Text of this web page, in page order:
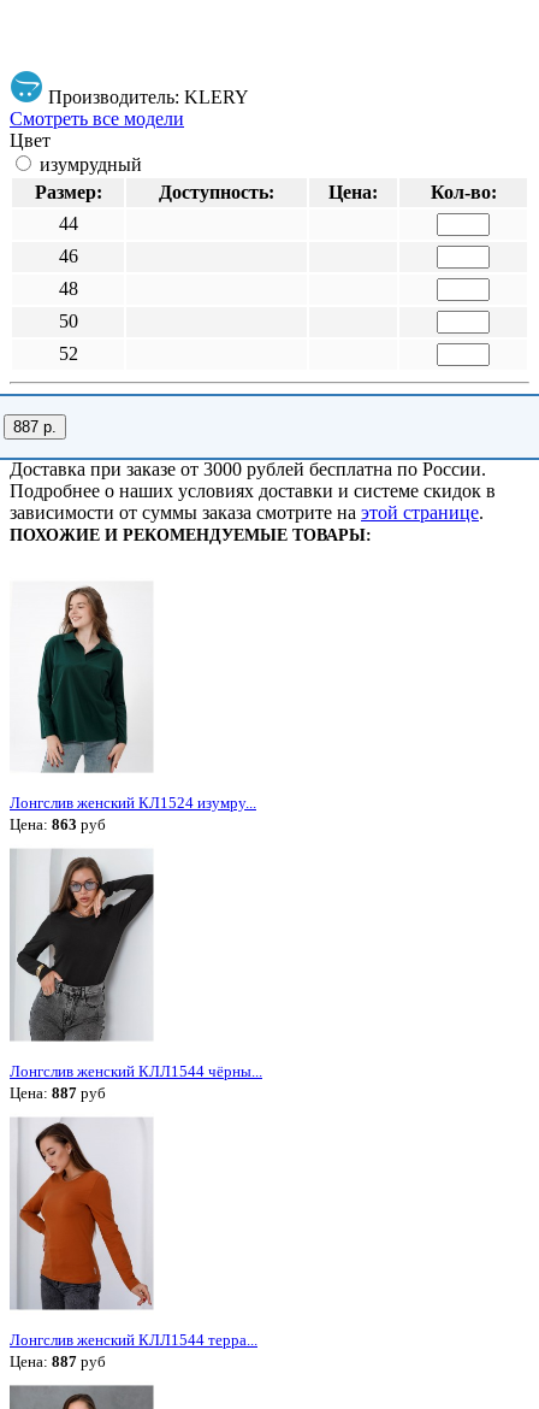
Производитель: KLERY
Смотреть все модели
Цвет
изумрудный
Размер:
Доступность: Цена:
Кол-во:
44
46
48
50
52
887 р.
Доставка при заказе от 3000 рублей бесплатна по России.
Подробнее о наших условиях доставки и системе скидок в
зависимости от суммы заказа смотрите на этой странице.
ПОХОЖИЕ И РЕКОМЕНДУЕМЫЕ ТОВАРЫ:
Лонгслив женский КЛ1524 изумру...
Цена: 863 руб
Лонгслив женский КЛЛ1544 чёрны...
Цена: 887 руб
Лонгслив женский КЛЛ1544 терра...
Цена: 887 руб